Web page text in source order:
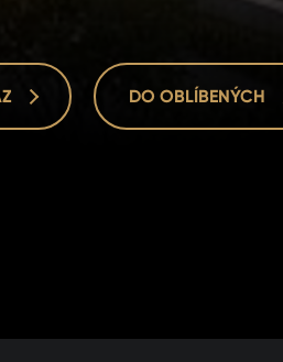
DO OBLÍBENÝCH